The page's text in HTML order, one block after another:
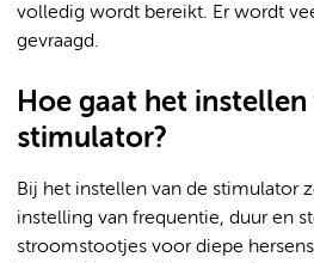
volledig wordt bereikt. Er wordt
gevraagd.
Hoe gaat het instellen
stimulator?
Bij het instellen van de stimulator
instelling van frequentie, duur en
stroomstootjes voor diepe